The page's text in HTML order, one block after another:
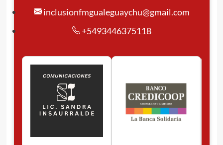
inclusionfmgualeguaychu@gmail.com
+5493446375118